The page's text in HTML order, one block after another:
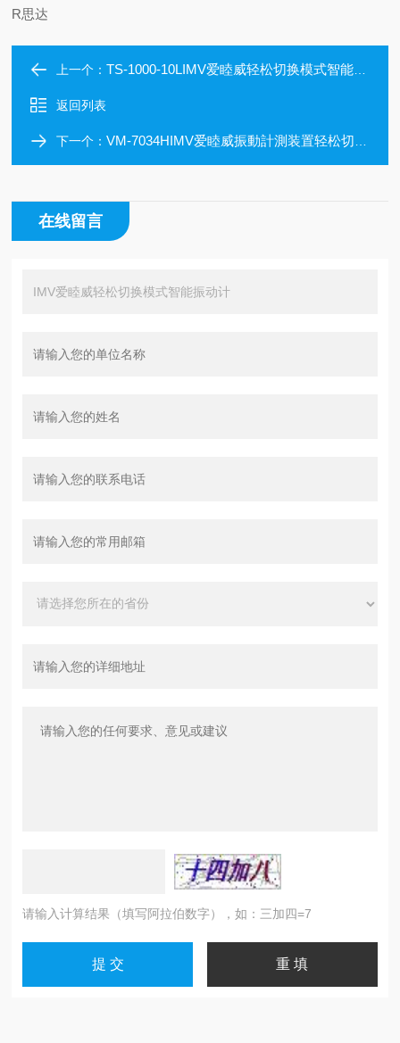
R思达
上一个：TS-1000-10LIMV爱睦威轻松切换模式智能振动计
返回列表
下一个：VM-7034HIMV爱睦威振動計測装置轻松切换模式
在线留言
请输入计算结果（填写阿拉伯数字），如：三加四=7